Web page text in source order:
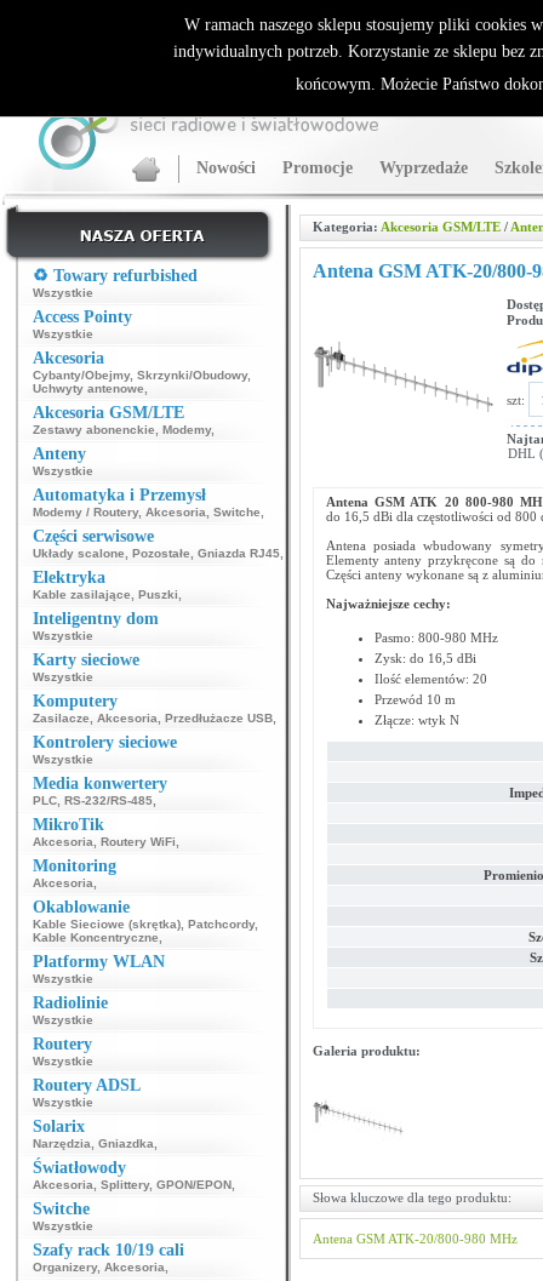
ALLNET.PL Sieci bezprzewodowe - generalny dystrybutor Sparklan
Nowości Promocje Wyprzedaże
♻️ Towary refurbished
Wszystkie
Access Pointy
Wszystkie
Akcesoria
Cybanty/Obejmy, Skrzynki/Obudowy,
Uchwyty antenowe
Akcesoria GSM/LTE
Zestawy abonenckie Modemy,
Anteny
Wszystkie
Automatyka i Przemysł
Modemy / Routery, Akcesoria Switche
Części serwisowe
Układy scalone Pozostałe Gniazda RJ45
Elektryka
Kable zasilające Puszki
Inteligentny dom
Wszystkie
Karty sieciowe
Wszystkie
Komputery
Zasilacze Akcesoria Przedłużacze USB
Kontrolery sieciowe
Wszystkie
Media konwertery
PLC RS-232/RS-485
MikroTik
Akcesoria Routery WiFi
Monitoring
Akcesoria
Okablowanie
Kable Sieciowe (skrętka) Patchcordy,
Kable Koncentryczne
Platformy WLAN
Wszystkie
Radiolinie
Wszystkie
Routery
Wszystkie
Routery ADSL
Wszystkie
Solarix
Narzędzia Gniazdka
Światłowody
Akcesoria Splittery, GPON/EPON
Switche
Wszystkie
Szafy rack 10/19 cali
Organizery, Akcesoria
Kategoria: Akcesoria GSM/LTE/
Antena GSM ATK-20/800-
szt:
DHL
Antena GSM ATK 20 800-980
do 16,5 dBi dla częstotliwości od 800
Antena posiada wbudowany
Elementy anteny przykręcone są
Części anteny wykonane są z
Najważniejsze cechy:
Pasmo: 800-980 MHz
Zysk: do 16,5 dBi
Ilość elementów: 20
Przewód 10 m
Złącze: wtyk N
Galeria produktu:
Słowa kluczowe dla tego produktu:
Antena GSM ATK-20/800-980 MHz
W ramach naszego sklepu stosujemy pliki cookies
indywidualnych potrzeb. Korzystanie ze sklepu bez
końcowym. Możecie Państwo